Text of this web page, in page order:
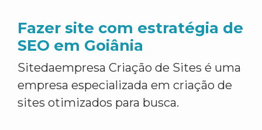
Fazer site com estratégia de
SEO em Goiânia
Sitedaempresa Criação de Sites é uma
empresa especializada em criação de
sites otimizados para busca.